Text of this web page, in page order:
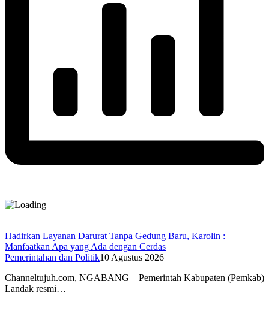
Hadirkan Layanan Darurat Tanpa Gedung Baru, Karolin :
Manfaatkan Apa yang Ada dengan Cerdas
Pemerintahan dan Politik10 Agustus 2026
Channeltujuh.com, NGABANG – Pemerintah Kabupaten (Pemkab)
Landak resmi…